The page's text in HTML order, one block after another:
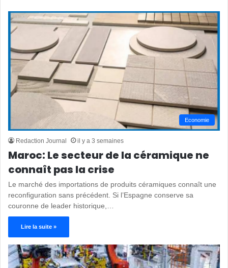
Economie
Redaction Journal il y a 3 semaines
Maroc: Le secteur de la céramique ne
connaît pas la crise
Le marché des importations de produits céramiques connaît une
reconfiguration sans précédent. Si l’Espagne conserve sa
couronne de leader historique,…
Lire la suite »